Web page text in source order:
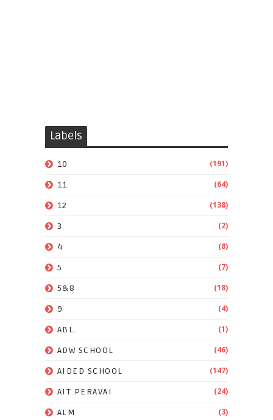
Labels
10 (191)
11 (64)
12 (138)
3 (2)
4 (8)
5 (7)
5&8 (18)
9 (4)
ABL. (1)
ADW SCHOOL (46)
AIDED SCHOOL (147)
AIT PERAVAI (24)
ALM (3)